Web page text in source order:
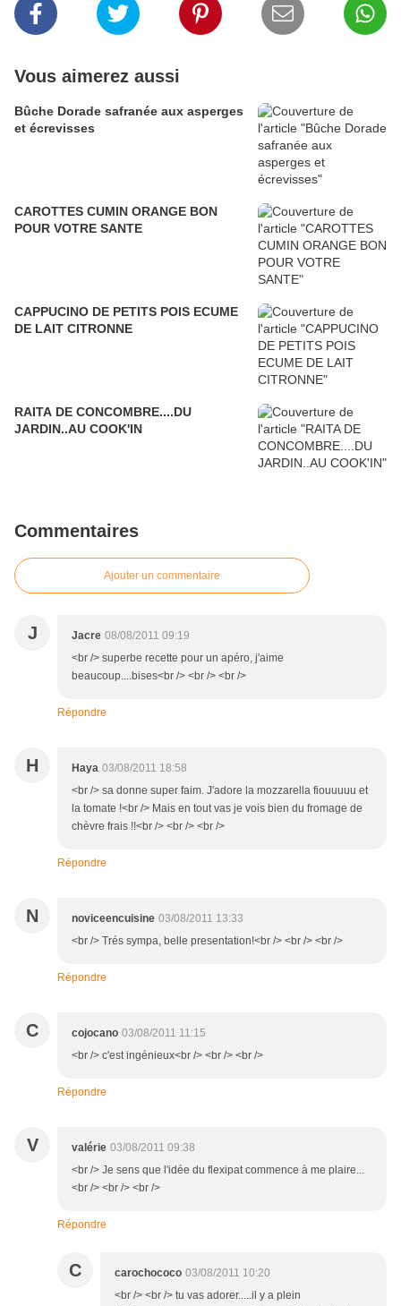
Vous aimerez aussi
Bûche Dorade safranée aux asperges
et écrevisses
CAROTTES CUMIN ORANGE BON
POUR VOTRE SANTE
CAPPUCINO DE PETITS POIS ECUME
DE LAIT CITRONNE
RAITA DE CONCOMBRE....DU
JARDIN..AU COOK'IN
Commentaires
Ajouter un commentaire
J Jacre 08/08/2011 09:19
<br /> superbe recette pour un apéro, j'aime
beaucoup....bises<br /> <br /> <br />
Répondre
H Haya 03/08/2011 18:58
<br /> sa donne super faim. J'adore la mozzarella fiouuuuu et
la tomate !<br /> Mais en tout vas je vois bien du fromage de
chèvre frais !!<br /> <br /> <br />
Répondre
N noviceencuisine 03/08/2011 13:33
<br /> Trés sympa, belle presentation!<br /> <br /> <br />
Répondre
C cojocano 03/08/2011 11:15
<br /> c'est ingénieux<br /> <br /> <br />
Répondre
V valérie 03/08/2011 09:38
<br /> Je sens que l'idée du flexipat commence à me plaire...
<br /> <br /> <br />
Répondre
C carochococo 03/08/2011 10:20
<br /> <br /> tu vas adorer.....il y a plein